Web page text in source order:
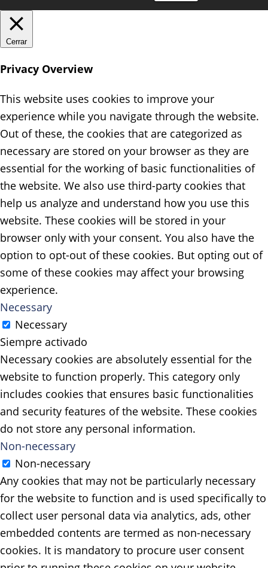
Cerrar
Privacy Overview
This website uses cookies to improve your
experience while you navigate through the website.
Out of these, the cookies that are categorized as
necessary are stored on your browser as they are
essential for the working of basic functionalities of
the website. We also use third-party cookies that
help us analyze and understand how you use this
website. These cookies will be stored in your
browser only with your consent. You also have the
option to opt-out of these cookies. But opting out of
some of these cookies may affect your browsing
experience.
Necessary
Necessary
Siempre activado
Necessary cookies are absolutely essential for the
website to function properly. This category only
includes cookies that ensures basic functionalities
and security features of the website. These cookies
do not store any personal information.
Non-necessary
Non-necessary
Any cookies that may not be particularly necessary
for the website to function and is used specifically to
collect user personal data via analytics, ads, other
embedded contents are termed as non-necessary
cookies. It is mandatory to procure user consent